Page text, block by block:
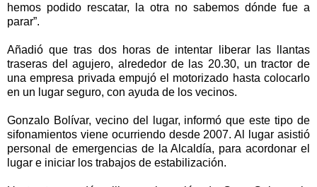
hemos podido rescatar, la otra no sabemos dónde fue a
parar”.
Añadió que tras dos horas de intentar liberar las llantas
traseras del agujero, alrededor de las 20.30, un tractor de
una empresa privada empujó el motorizado hasta colocarlo
en un lugar seguro, con ayuda de los vecinos.
Gonzalo Bolívar, vecino del lugar, informó que este tipo de
sifonamientos viene ocurriendo desde 2007. Al lugar asistió
personal de emergencias de la Alcaldía, para acordonar el
lugar e iniciar los trabajos de estabilización.